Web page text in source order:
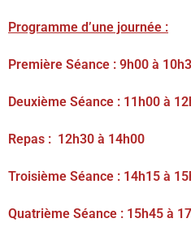
Programme d’une journée :
Première Séance : 9h00 à
Deuxième Séance : 11h00 à
Repas : 12h30 à 14h00
Troisième Séance : 14h15 à
Quatrième Séance : 15h45 à